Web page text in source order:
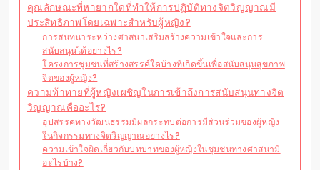
คุณลักษณะที่หายากใดที่ทำให้การปฏิบัติทางจิตวิญญาณมี
ประสิทธิภาพโดยเฉพาะสำหรับผู้หญิง?
การสนทนาระหว่างศาสนาเสริมสร้างความเข้าใจและการ
สนับสนุนได้อย่างไร?
โครงการชุมชนที่สร้างสรรค์ใดบ้างที่เกิดขึ้นเพื่อสนับสนุนสุขภาพ
จิตของผู้หญิง?
ความท้าทายที่ผู้หญิงเผชิญในการเข้าถึงการสนับสนุนทางจิต
วิญญาณคืออะไร?
อุปสรรคทางวัฒนธรรมมีผลกระทบต่อการมีส่วนร่วมของผู้หญิง
ในกิจกรรมทางจิตวิญญาณอย่างไร?
ความเข้าใจผิดเกี่ยวกับบทบาทของผู้หญิงในชุมชนทางศาสนามี
อะไรบ้าง?